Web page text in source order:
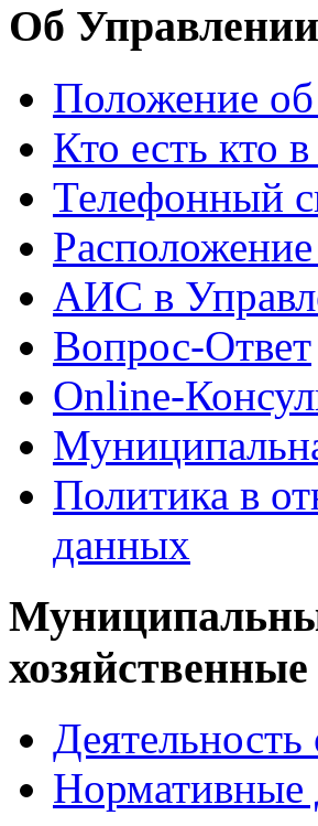
Об Управлении
Положение
Кто есть кто
Телефонный
АИС в
Вопрос-Ответ
Online-
Политика в
данных
Нормативные